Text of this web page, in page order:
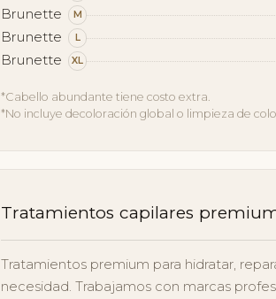
Brunette
M
Brunette
L
Brunette
XL
*Cabello abundante tiene costo extra.
*No incluye decoloración global o limpieza de
Tratamientos capilares
Tratamientos premium para hidratar,
necesidad. Trabajamos con marcas